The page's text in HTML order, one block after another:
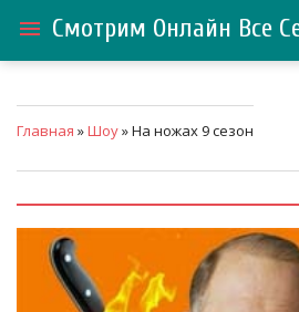
menu Смотрим Онлайн Все
Главная »Шоу» На ножах 9 сезон